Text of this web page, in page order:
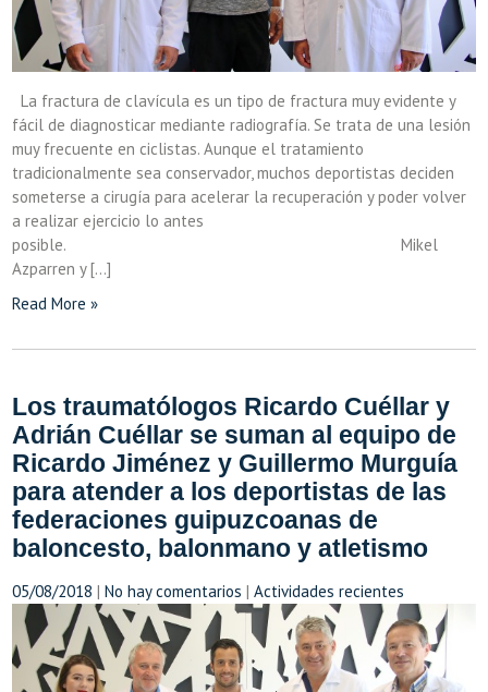
La fractura de clavícula es un tipo de fractura muy evidente y
fácil de diagnosticar mediante radiografía. Se trata de una lesión
muy frecuente en ciclistas. Aunque el tratamiento
tradicionalmente sea conservador, muchos deportistas deciden
someterse a cirugía para acelerar la recuperación y poder volver
a realizar ejercicio lo antes
posible. Mikel
Azparren y […]
Read More »
Los traumatólogos Ricardo Cuéllar y
Adrián Cuéllar se suman al equipo de
Ricardo Jiménez y Guillermo Murguía
para atender a los deportistas de las
federaciones guipuzcoanas de
baloncesto, balonmano y atletismo
05/08/2018 |No hay comentarios |Actividades recientes